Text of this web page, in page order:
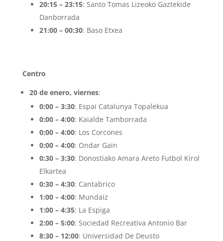
20:15 – 23:15: Santo Tomas Lizeoko Gaztekide
Danborrada
21:00 – 00:30: Baso Etxea
Centro
20 de enero, viernes:
0:00 – 3:30: Espai Catalunya Topalekua
0:00 – 4:00: Kaialde Tamborrada
0:00 – 4:00: Los Corcones
0:00 – 4:00: Ondar Gain
0:30 – 3:30: Donostiako Amara Areto Futbol Kirol
Elkartea
0:30 – 4:30: Cantabrico
1:00 – 4:00: Mundaiz
1:00 – 4:35: La Espiga
2:00 – 5:00: Sociedad Recreativa Antonio Bar
8:30 – 12:00: Universidad De Deusto